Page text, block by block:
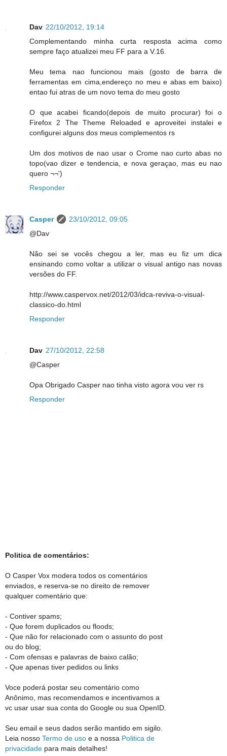
Dav 22/10/2012, 19:14
Complementando minha curta resposta acima como
sempre faço atualizei meu FF para a V.16.
Meu tema nao funcionou mais (gosto de barra de
ferramentas em cima,endereço no meu e abas em baixo)
entao fui atras de um novo tema do meu gosto
O que acabei ficando(depois de muito procurar) foi o
Firefox 2 The Theme Reloaded e aproveitei instalei e
configurei alguns dos meus complementos rs
Um dos motivos de nao usar o Crome nao curto abas no
topo(vao dizer e tendencia, e nova geraçao, mas eu nao
quero ¬¬')
Responder
Casper
23/10/2012, 09:05
@Dav
Não sei se vocês chegou a ler, mas eu fiz um dica
ensinando como voltar a utilizar o visual antigo nas novas
versões do FF.
http://www.caspervox.net/2012/03/idca-reviva-o-visual-
classico-do.html
Responder
Dav 27/10/2012, 22:58
@Casper
Opa Obrigado Casper nao tinha visto agora vou ver rs
Responder
Politica de comentários:
O Casper Vox modera todos os comentários
enviados, e reserva-se no direito de remover
qualquer comentário que:
- Contiver spams;
- Que forem duplicados ou floods;
- Que não for relacionado com o assunto do post
ou do blog;
- Com ofensas e palavras de baixo calão;
- Que apenas tiver pedidos ou links
Voce poderá postar seu comentário como
Anônimo, mas recomendamos e incentivamos a
vc usar usar sua conta do Google ou sua OpenID.
Seu email e seus dados serão mantido em sigilo.
Leia nosso Termo de uso e a nossa Politica de
privacidade para mais detalhes!